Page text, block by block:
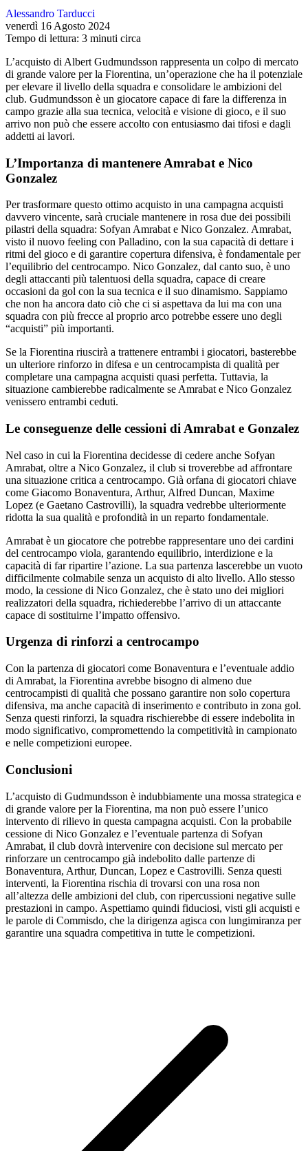
Alessandro Tarducci
venerdì 16 Agosto 2024
Tempo di lettura: 3 minuti circa
L’acquisto di Albert Gudmundsson rappresenta un colpo di mercato
di grande valore per la Fiorentina, un’operazione che ha il potenziale
per elevare il livello della squadra e consolidare le ambizioni del
club. Gudmundsson è un giocatore capace di fare la differenza in
campo grazie alla sua tecnica, velocità e visione di gioco, e il suo
arrivo non può che essere accolto con entusiasmo dai tifosi e dagli
addetti ai lavori.
L’Importanza di mantenere Amrabat e Nico
Gonzalez
Per trasformare questo ottimo acquisto in una campagna acquisti
davvero vincente, sarà cruciale mantenere in rosa due dei possibili
pilastri della squadra: Sofyan Amrabat e Nico Gonzalez. Amrabat,
visto il nuovo feeling con Palladino, con la sua capacità di dettare i
ritmi del gioco e di garantire copertura difensiva, è fondamentale per
l’equilibrio del centrocampo. Nico Gonzalez, dal canto suo, è uno
degli attaccanti più talentuosi della squadra, capace di creare
occasioni da gol con la sua tecnica e il suo dinamismo. Sappiamo
che non ha ancora dato ciò che ci si aspettava da lui ma con una
squadra con più frecce al proprio arco potrebbe essere uno degli
“acquisti” più importanti.
Se la Fiorentina riuscirà a trattenere entrambi i giocatori, basterebbe
un ulteriore rinforzo in difesa e un centrocampista di qualità per
completare una campagna acquisti quasi perfetta. Tuttavia, la
situazione cambierebbe radicalmente se Amrabat e Nico Gonzalez
venissero entrambi ceduti.
Le conseguenze delle cessioni di Amrabat e Gonzalez
Nel caso in cui la Fiorentina decidesse di cedere anche Sofyan
Amrabat, oltre a Nico Gonzalez, il club si troverebbe ad affrontare
una situazione critica a centrocampo. Già orfana di giocatori chiave
come Giacomo Bonaventura, Arthur, Alfred Duncan, Maxime
Lopez (e Gaetano Castrovilli), la squadra vedrebbe ulteriormente
ridotta la sua qualità e profondità in un reparto fondamentale.
Amrabat è un giocatore che potrebbe rappresentare uno dei cardini
del centrocampo viola, garantendo equilibrio, interdizione e la
capacità di far ripartire l’azione. La sua partenza lascerebbe un vuoto
difficilmente colmabile senza un acquisto di alto livello. Allo stesso
modo, la cessione di Nico Gonzalez, che è stato uno dei migliori
realizzatori della squadra, richiederebbe l’arrivo di un attaccante
capace di sostituirne l’impatto offensivo.
Urgenza di rinforzi a centrocampo
Con la partenza di giocatori come Bonaventura e l’eventuale addio
di Amrabat, la Fiorentina avrebbe bisogno di almeno due
centrocampisti di qualità che possano garantire non solo copertura
difensiva, ma anche capacità di inserimento e contributo in zona gol.
Senza questi rinforzi, la squadra rischierebbe di essere indebolita in
modo significativo, compromettendo la competitività in campionato
e nelle competizioni europee.
Conclusioni
L’acquisto di Gudmundsson è indubbiamente una mossa strategica e
di grande valore per la Fiorentina, ma non può essere l’unico
intervento di rilievo in questa campagna acquisti. Con la probabile
cessione di Nico Gonzalez e l’eventuale partenza di Sofyan
Amrabat, il club dovrà intervenire con decisione sul mercato per
rinforzare un centrocampo già indebolito dalle partenze di
Bonaventura, Arthur, Duncan, Lopez e Castrovilli. Senza questi
interventi, la Fiorentina rischia di trovarsi con una rosa non
all’altezza delle ambizioni del club, con ripercussioni negative sulle
prestazioni in campo. Aspettiamo quindi fiduciosi, visti gli acquisti e
le parole di Commisdo, che la dirigenza agisca con lungimiranza per
garantire una squadra competitiva in tutte le competizioni.